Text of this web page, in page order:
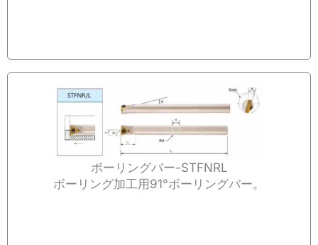
ボーリングバー-STFNRL
ボーリング加工用91°ボーリングバー。